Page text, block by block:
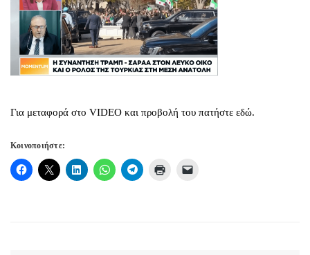
Για μεταφορά στο VIDEO και προβολή του πατήστε εδώ.
Κοινοποιήστε: